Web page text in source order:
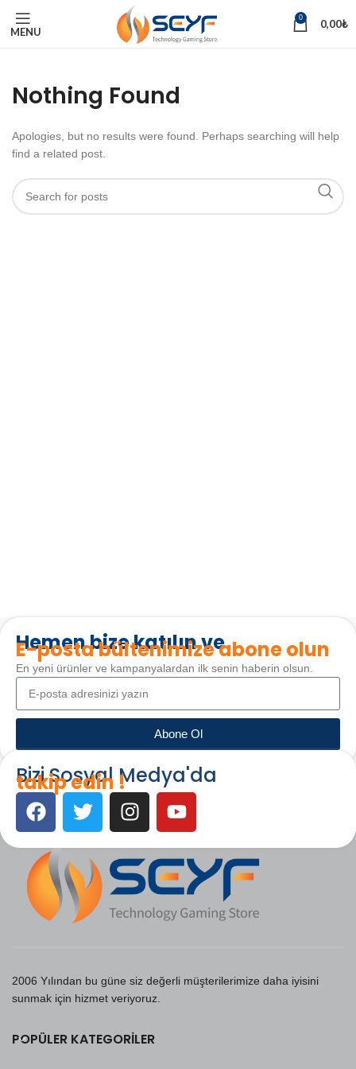
MENU
0 0,00₺
Nothing Found
Apologies, but no results were found. Perhaps searching will help
find a related post.
Hemen bize katılın ve
E-posta bültenimize abone olun
En yeni ürünler ve kampanyalardan ilk senin haberin olsun.
Abone Ol
Bizi Sosyal Medya'da
takip edin !
2006 Yılından bu güne siz değerli müşterilerimize daha iyisini
sunmak için hizmet veriyoruz.
POPÜLER KATEGORILER